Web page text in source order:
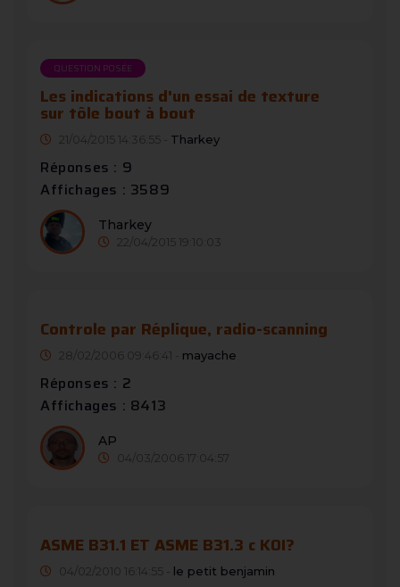
QUESTION POSÉE
Les indications d'un essai de texture
sur tôle bout à bout
21/04/2015 14:36:55 - Tharkey
Réponses : 9
Affichages : 3589
Tharkey
22/04/2015 19:10:03
Controle par Réplique, radio-scanning
28/02/2006 09:46:41 - mayache
Réponses : 2
Affichages : 8413
AP
04/03/2006 17:04:57
ASME B31.1 ET ASME B31.3 c KOI?
04/02/2010 16:14:55 - le petit benjamin